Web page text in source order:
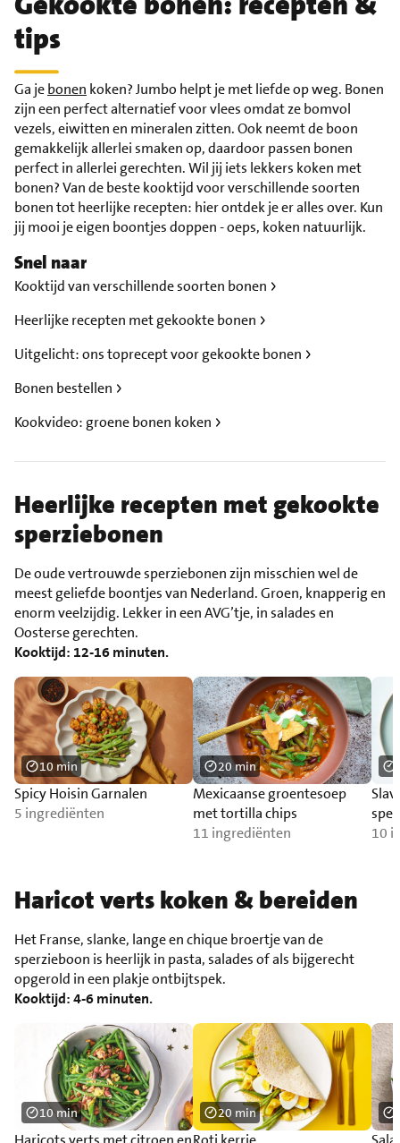
tips
Ga jebonen koken? Jumbo helpt je met liefde op weg. Bonen
zijn een perfect alternatief voor vlees omdat ze bomvol
vezels, eiwitten en mineralen zitten. Ook neemt de boon
gemakkelijk allerlei smaken op, daardoor passen bonen
perfect in allerlei gerechten. Wil jij iets lekkers koken met
bonen? Van de beste kooktijd voor verschillende soorten
bonen tot heerlijke recepten: hier ontdek je er alles over. Kun
jij mooi je eigen boontjes doppen - oeps, koken natuurlijk.
Snel naar
Kooktijd van verschillende soorten bonen
Heerlijke recepten met gekookte bonen
Uitgelicht: ons toprecept voor gekookte bonen
Bonen bestellen
Kookvideo: groene bonen koken
Heerlijke recepten met gekookte
sperziebonen
De oude vertrouwde sperziebonen zijn misschien wel de
meest geliefde boontjes van Nederland. Groen, knapperig en
enorm veelzijdig. Lekker in een AVG’tje, in salades en
Oosterse gerechten.
Kooktijd: 12-16 minuten.
Spicy Hoisin Garnalen
5 ingrediënten
10 min
Mexicaanse groentesoep
met tortilla chips
11 ingrediënten
20 min
10
Haricot verts koken & bereiden
Het Franse, slanke, lange en chique broertje van de
sperzieboon is heerlijk in pasta, salades of als bijgerecht
opgerold in een plakje ontbijtspek.
Kooktijd: 4-6 minuten.
10 min 20 min